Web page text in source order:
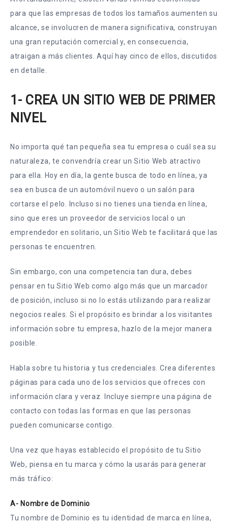
para que las empresas de todos los tamaños aumenten su
alcance, se involucren de manera significativa, construyan
una gran reputación comercial y, en consecuencia,
atraigan a más clientes. Aquí hay cinco de ellos, discutidos
en detalle.
1- CREA UN SITIO WEB DE PRIMER
NIVEL
No importa qué tan pequeña sea tu empresa o cuál sea su
naturaleza, te convendría crear un Sitio Web atractivo
para ella. Hoy en día, la gente busca de todo en línea, ya
sea en busca de un automóvil nuevo o un salón para
cortarse el pelo. Incluso si no tienes una tienda en línea,
sino que eres un proveedor de servicios local o un
emprendedor en solitario, un Sitio Web te facilitará que las
personas te encuentren.
Sin embargo, con una competencia tan dura, debes
pensar en tu Sitio Web como algo más que un marcador
de posición, incluso si no lo estás utilizando para realizar
negocios reales. Si el propósito es brindar a los visitantes
información sobre tu empresa, hazlo de la mejor manera
posible.
Habla sobre tu historia y tus credenciales. Crea diferentes
páginas para cada uno de los servicios que ofreces con
información clara y veraz. Incluye siempre una página de
contacto con todas las formas en que las personas
pueden comunicarse contigo.
Una vez que hayas establecido el propósito de tu Sitio
Web, piensa en tu marca y cómo la usarás para generar
más tráfico:
A- Nombre de Dominio
Tu nombre de Dominio es tu identidad de marca en línea,